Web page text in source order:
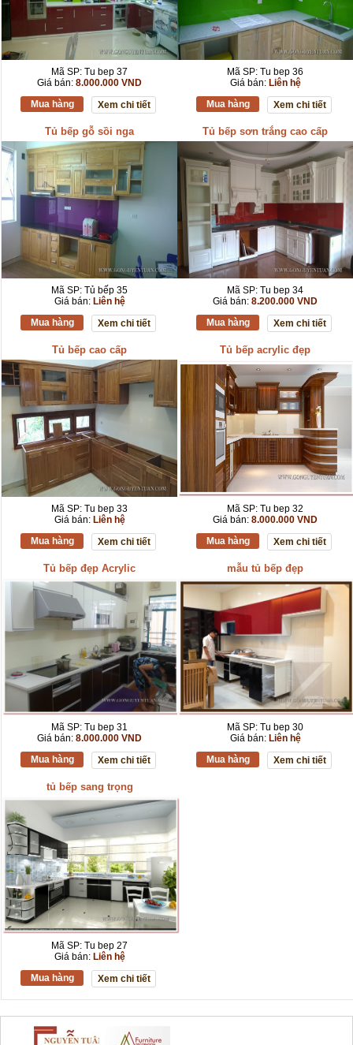
Mã SP: Tu bep 37
Giá bán: 8.000.000 VND
Mua hàng
Xem chi tiết
Mã SP: Tu bep 36
Giá bán: Liên hệ
Mua hàng
Xem chi tiết
Tủ bếp gỗ sồi nga
Mã SP: Tủ bếp 35
Giá bán: Liên hệ
Mua hàng
Xem chi tiết
Tủ bếp sơn trắng cao cấp
Mã SP: Tu bep 34
Giá bán: 8.200.000 VND
Mua hàng
Xem chi tiết
Tủ bếp cao cấp
Mã SP: Tu bep 33
Giá bán: Liên hệ
Mua hàng
Xem chi tiết
Tủ bếp acrylic đẹp
Mã SP: Tu bep 32
Giá bán: 8.000.000 VND
Mua hàng
Xem chi tiết
Tủ bếp đẹp Acrylic
Mã SP: Tu bep 31
Giá bán: 8.000.000 VND
Mua hàng
Xem chi tiết
mẫu tủ bếp đẹp
Mã SP: Tu bep 30
Giá bán: Liên hệ
Mua hàng
Xem chi tiết
tủ bếp sang trọng
Mã SP: Tu bep 27
Giá bán: Liên hệ
Mua hàng
Xem chi tiết